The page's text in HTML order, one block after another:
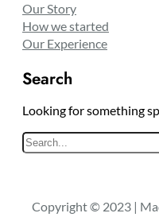
Our Story
How we started
Our Experience
Search
Looking for something
Copyright © 2023 |